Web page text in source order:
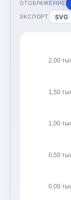
ОТОБРАЖЕНИЕ
ЭКСПОРТ SVG
0,00
0,50
1,00
1,50
2,00